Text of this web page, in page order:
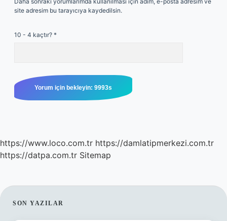
site adresim bu tarayıcıya kaydedilsin.
10 - 4 kaçtır? *
https://www.loco.com.tr https://damlatipmerkezi.com.tr
https://datpa.com.tr Sitemap
SIDEBAR
SON YAZILAR